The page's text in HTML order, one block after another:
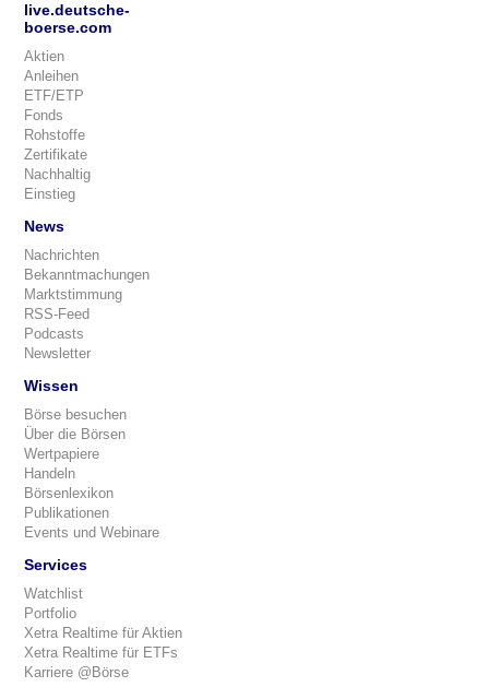
live.deutsche-
boerse.com
Aktien
Anleihen
ETF/ETP
Fonds
Rohstoffe
Zertifikate
Nachhaltig
Einstieg
News
Nachrichten
Bekanntmachungen
Marktstimmung
RSS-Feed
Podcasts
Newsletter
Wissen
Börse besuchen
Über die Börsen
Wertpapiere
Handeln
Börsenlexikon
Publikationen
Events und Webinare
Services
Watchlist
Portfolio
Xetra Realtime für Aktien
Xetra Realtime für ETFs
Karriere @Börse